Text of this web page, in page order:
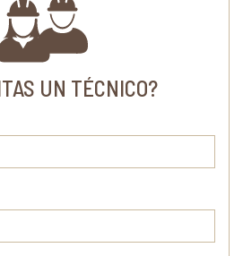
UN TÉCNICO?